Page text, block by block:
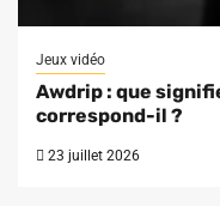
Jeux vidéo
Awdrip : que
correspond-il ?
23 juillet 2026